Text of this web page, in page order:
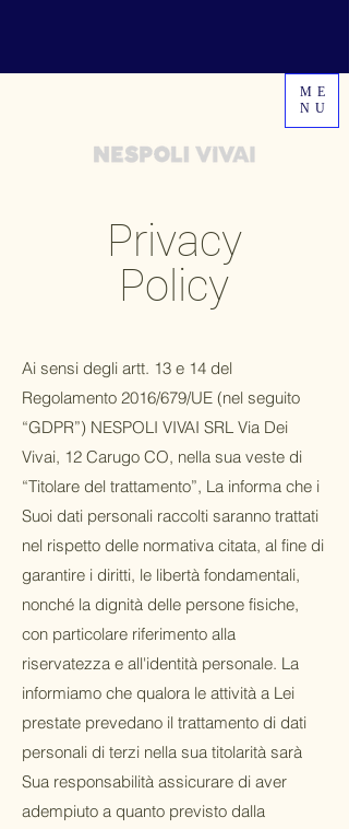
ME
NU
Privacy
Policy
Ai sensi degli artt. 13 e 14 del
Regolamento 2016/679/UE (nel seguito
“GDPR”) NESPOLI VIVAI SRL Via Dei
Vivai, 12 Carugo CO, nella sua veste di
“Titolare del trattamento”, La informa che i
Suoi dati personali raccolti saranno trattati
nel rispetto delle normativa citata, al fine di
garantire i diritti, le libertà fondamentali,
nonché la dignità delle persone fisiche,
con particolare riferimento alla
riservatezza e all'identità personale. La
informiamo che qualora le attività a Lei
prestate prevedano il trattamento di dati
personali di terzi nella sua titolarità sarà
Sua responsabilità assicurare di aver
adempiuto a quanto previsto dalla